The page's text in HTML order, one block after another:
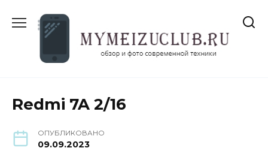
содержанию
Redmi 7A 2/16
ОПУБЛИКОВАНО
09.09.2023